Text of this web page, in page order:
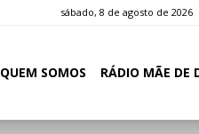
sábado, 8 de agosto de 2026
QUEM SOMOS RÁDIO MÃE DE